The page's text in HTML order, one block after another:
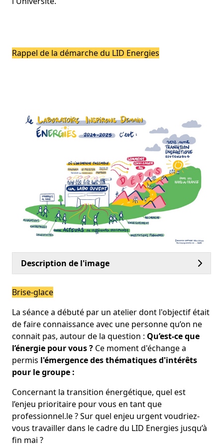
Rappel de la démarche du LID Energies
Description de l'image
Brise-glace
La séance a débuté par un atelier dont l'objectif était
de faire connaissance avec une personne qu’on ne
connait pas, autour de la question : Qu’est-ce que
l’énergie pour vous ? Ce moment d'échange a
permis l'émergence des thématiques d'intérêts
pour le groupe :
Concernant la transition énergétique, quel est
l’enjeu prioritaire pour vous en tant que
professionnel.le ? Sur quel enjeu urgent voudriez-
vous travailler dans le cadre du LID Energies jusqu’à
fin mai ?